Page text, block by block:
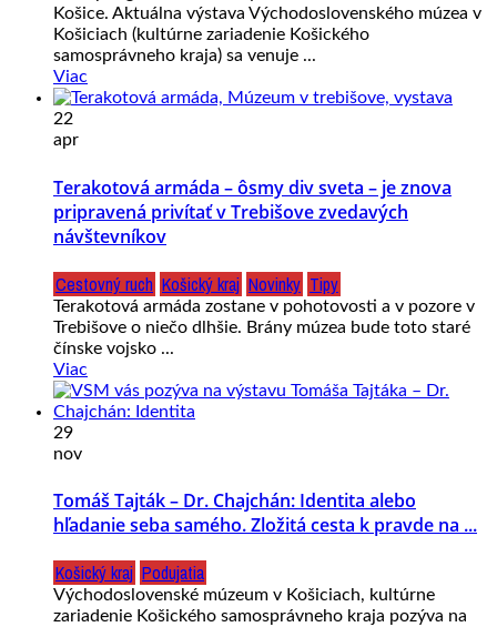
Košice. Aktuálna výstava Východoslovenského múzea v
Košiciach (kultúrne zariadenie Košického
samosprávneho kraja) sa venuje ...
Viac
22
apr
Terakotová armáda – ôsmy div sveta – je znova
pripravená privítať v Trebišove zvedavých
návštevníkov
Cestovný ruch Košický kraj Novinky Tipy
Terakotová armáda zostane v pohotovosti a v pozore v
Trebišove o niečo dlhšie. Brány múzea bude toto staré
čínske vojsko ...
Viac
29
nov
Tomáš Tajták – Dr. Chajchán: Identita alebo
hľadanie seba samého. Zložitá cesta k pravde na ...
Košický kraj Podujatia
Východoslovenské múzeum v Košiciach, kultúrne
zariadenie Košického samosprávneho kraja pozýva na